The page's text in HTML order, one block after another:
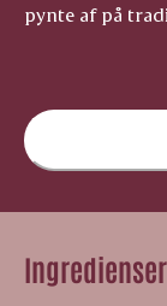
pynte af på
Ingredienser